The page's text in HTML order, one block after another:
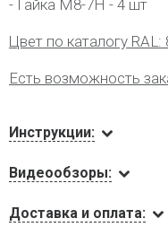
- Гайка М8-7Н - 4 шт
Цвет по каталогу RAL:
Есть возможность
Инструкции:
Видеообзоры:
Доставка и оплата: